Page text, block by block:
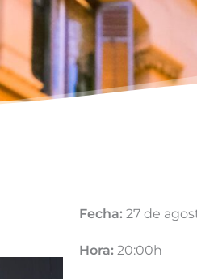
Fecha: 27 de
Hora: 20:00h